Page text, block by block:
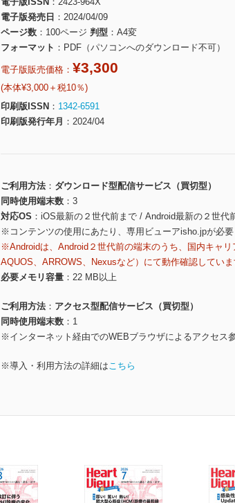
電子版発売日
2024/04/09
ページ数
100ページ 判型
A4変
フォーマット
PDF（パソコンへのダウンロード不可）
電子版販売価格： ¥3,300
(本体¥3,000＋税10％)
印刷版ISSN
1342-6591
印刷版発行年月
2024/04
ご利用方法
ダウンロード型配信サービス（買切型）
同時使用端末数
3
対応OS
iOS最新の２世代前まで / Android最新の２世代
※コンテンツの使用にあたり、専用ビューアisho.jpが必要
※Androidは、Android２世代前の端末のうち、国内キャ
AQUOS、ARROWS、Nexusなど）にて動作確認していま
必要メモリ容量
22 MB以上
ご利用方法
アクセス型配信サービス（買切型）
同時使用端末数
1
※インターネット経由でのWEBブラウザによるアクセス
※導入・利用方法の詳細はこちら